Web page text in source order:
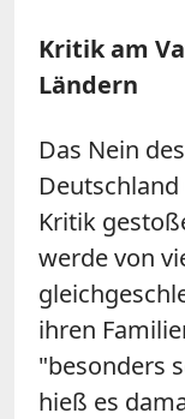
Kritik am
Ländern
Das Nein
Kritik
werde von
ihren
"besonders
hieß es